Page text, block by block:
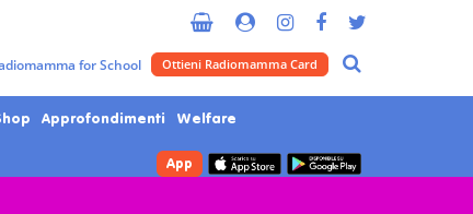
for School Ottieni Radiomamma Card
Approfondimenti Welfare
App